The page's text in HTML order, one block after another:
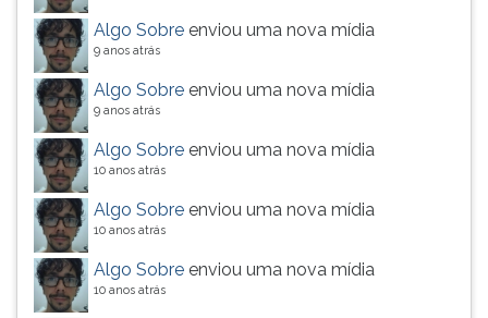
Algo Sobre enviou uma nova mídia
9 anos atrás
Algo Sobre enviou uma nova mídia
9 anos atrás
Algo Sobre enviou uma nova mídia
10 anos atrás
Algo Sobre enviou uma nova mídia
10 anos atrás
Algo Sobre enviou uma nova mídia
10 anos atrás